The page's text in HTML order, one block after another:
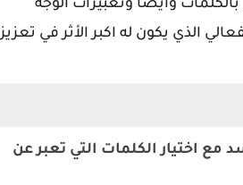
وايضا وتعبيرات الوجه
الذي يكون له اكبر الأثر في تعزيز
اختيار الكلمات التي تعبر عن